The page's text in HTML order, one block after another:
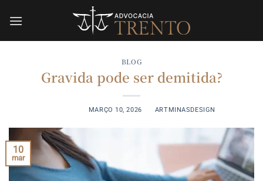
BLOG
Gravida pode ser demitida?
MARÇO 10, 2026 ARTMINASDESIGN
10
mar